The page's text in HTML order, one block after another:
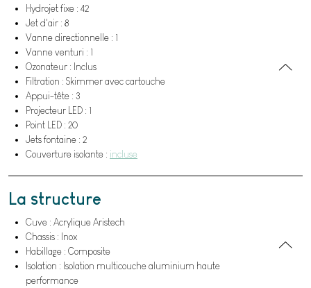
Hydrojet fixe : 42
Jet d'air : 8
Vanne directionnelle : 1
Vanne venturi : 1
Ozonateur : Inclus
Filtration : Skimmer avec cartouche
Appui-tête : 3
Projecteur LED : 1
Point LED : 20
Jets fontaine : 2
Couverture isolante : incluse
La structure
Cuve : Acrylique Aristech
Chassis : Inox
Habillage : Composite
Isolation : Isolation multicouche aluminium haute
performance